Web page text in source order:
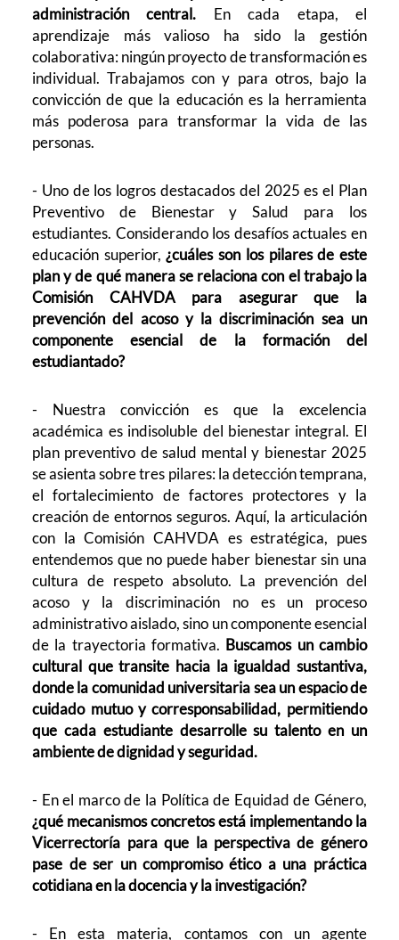
administración central. En cada etapa, el
aprendizaje más valioso ha sido la gestión
colaborativa: ningún proyecto de transformación es
individual. Trabajamos con y para otros, bajo la
convicción de que la educación es la herramienta
más poderosa para transformar la vida de las
personas.
- Uno de los logros destacados del 2025 es el Plan
Preventivo de Bienestar y Salud para los
estudiantes. Considerando los desafíos actuales en
educación superior,¿cuáles son los pilares de este
plan y de qué manera se relaciona con el trabajo la
Comisión CAHVDA para asegurar que la
prevención del acoso y la discriminación sea un
componente esencial de la formación del
estudiantado?
- Nuestra convicción es que la excelencia
académica es indisoluble del bienestar integral. El
plan preventivo de salud mental y bienestar 2025
se asienta sobre tres pilares: la detección temprana,
el fortalecimiento de factores protectores y la
creación de entornos seguros. Aquí, la articulación
con la Comisión CAHVDA es estratégica, pues
entendemos que no puede haber bienestar sin una
cultura de respeto absoluto. La prevención del
acoso y la discriminación no es un proceso
administrativo aislado, sino un componente esencial
de la trayectoria formativa. Buscamos un cambio
cultural que transite hacia la igualdad sustantiva,
donde la comunidad universitaria sea un espacio de
cuidado mutuo y corresponsabilidad, permitiendo
que cada estudiante desarrolle su talento en un
ambiente de dignidad y seguridad.
- En el marco de la Política de Equidad de Género,
¿qué mecanismos concretos está implementando la
Vicerrectoría para que la perspectiva de género
pase de ser un compromiso ético a una práctica
cotidiana en la docencia y la investigación?
- En esta materia, contamos con un agente